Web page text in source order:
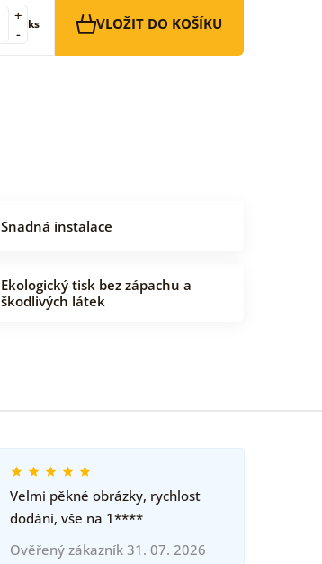
-
+ ks VLOŽIT DO KOŠÍKU
Snadná instalace
Ekologický tisk bez zápachu a
škodlivých látek
Velmi pěkné obrázky, rychlost
dodání, vše na 1****
Ověřený zákazník 31. 07. 2026